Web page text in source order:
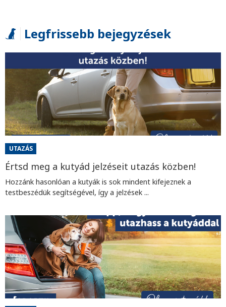
Legfrissebb bejegyzések
UTAZÁS
Értsd meg a kutyád jelzéseit utazás közben!
Hozzánk hasonlóan a kutyák is sok mindent kifejeznek a
testbeszédük segítségével, így a jelzések ...